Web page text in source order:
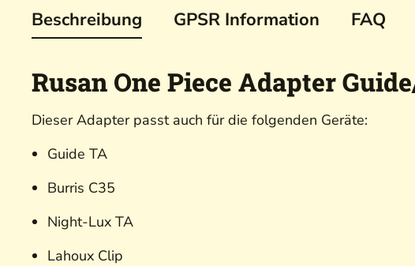
Beschreibung GPSR Information FAQ
Rusan One Piece Adapter
Dieser Adapter passt auch für die folgenden Geräte:
Guide TA
Burris C35
Night-Lux TA
Lahoux Clip